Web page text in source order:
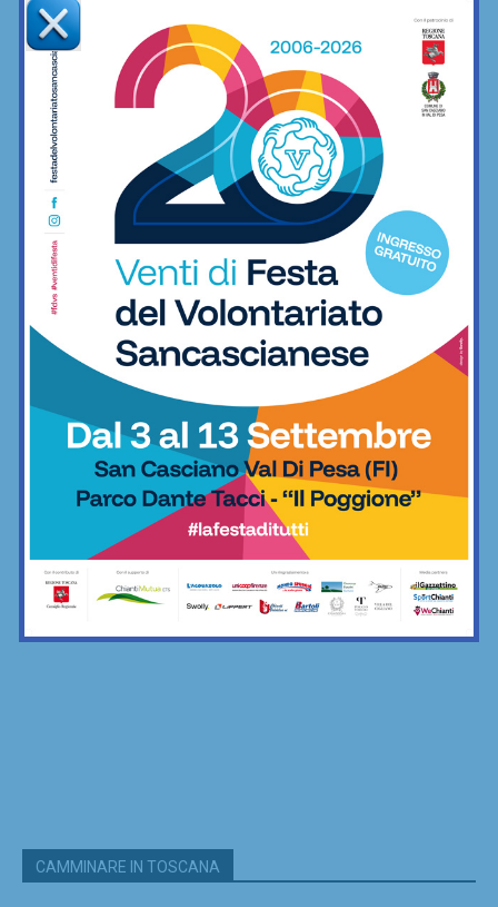
Calcio
2026/27, sospeso ancora tra due
categorie
Calcio
Sette ripescaggi per la Seconda
Categoria 2026/27: fa festa anche la
Virtus Lilliano
CAMMINARE IN TOSCANA